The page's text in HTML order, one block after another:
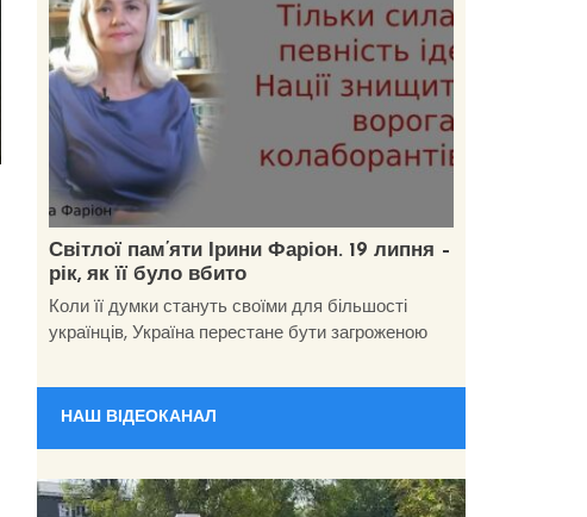
Світлої пам’яти Ірини Фаріон. 19 липня –
рік, як її було вбито
Коли її думки стануть своїми для більшості
українців, Україна перестане бути загроженою
НАШ ВІДЕОКАНАЛ